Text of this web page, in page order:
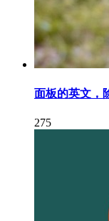
面板的英文，
275